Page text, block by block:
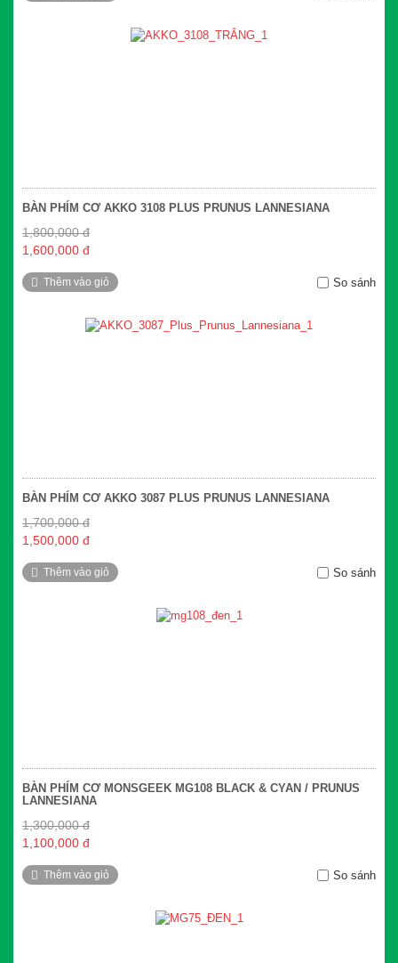
BÀN PHÍM CƠ AKKO 3108 PLUS PRUNUS LANNESIANA
1,800,000 đ
1,600,000 đ
Thêm vào giỏ So sánh
BÀN PHÍM CƠ AKKO 3087 PLUS PRUNUS LANNESIANA
1,700,000 đ
1,500,000 đ
Thêm vào giỏ So sánh
BÀN PHÍM CƠ MONSGEEK MG108 BLACK & CYAN / PRUNUS
LANNESIANA
1,300,000 đ
1,100,000 đ
Thêm vào giỏ So sánh